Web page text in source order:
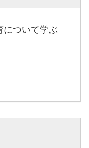
について学ぶ